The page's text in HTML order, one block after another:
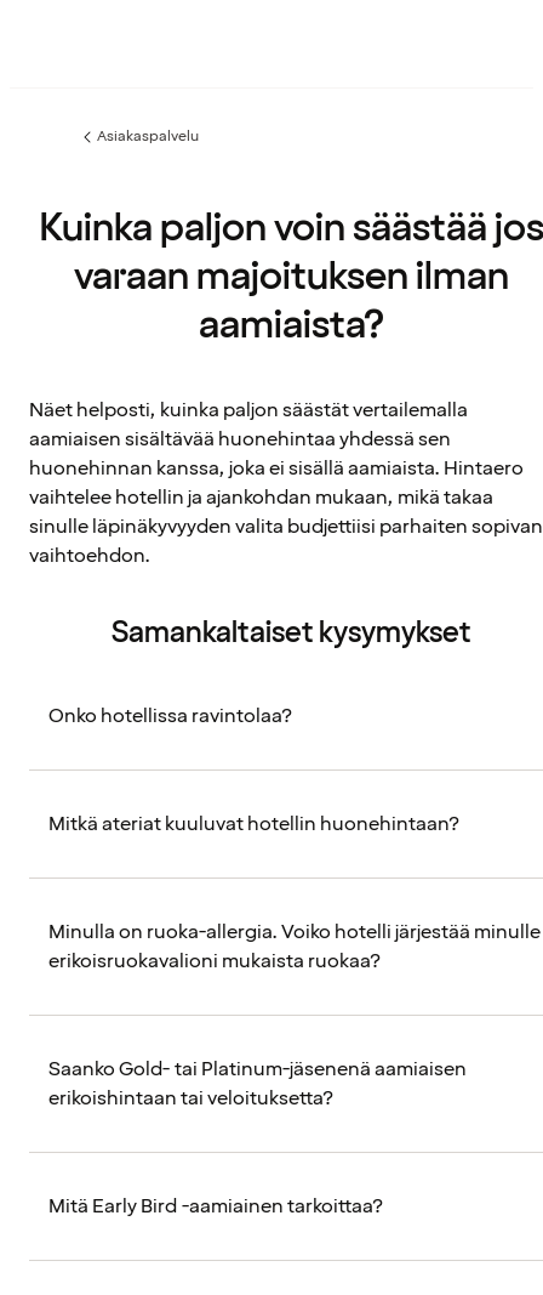
Edellinen
Asiakaspalvelu
Kuinka paljon voin säästää jos
varaan majoituksen ilman
aamiaista?
Näet helposti, kuinka paljon säästät vertailemalla
aamiaisen sisältävää huonehintaa yhdessä sen
huonehinnan kanssa, joka ei sisällä aamiaista. Hintaero
vaihtelee hotellin ja ajankohdan mukaan, mikä takaa
sinulle läpinäkyvyyden valita budjettiisi parhaiten sopivan
vaihtoehdon.
Samankaltaiset kysymykset
Onko hotellissa ravintolaa?
Mitkä ateriat kuuluvat hotellin huonehintaan?
Minulla on ruoka-allergia. Voiko hotelli järjestää minulle
erikoisruokavalioni mukaista ruokaa?
Saanko Gold- tai Platinum-jäsenenä aamiaisen
erikoishintaan tai veloituksetta?
Mitä Early Bird -aamiainen tarkoittaa?